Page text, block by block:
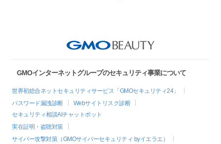
GMOインターネットグループのセキュリティ事業について
世界初総合ネットセキュリティサービス「GMOセキュリティ24」
パスワード漏洩診断
Webサイトリスク診断
セキュリティ相談AIチャットボット
実在証明・盗聴対策
サイバー攻撃対策（GMOサイバーセキュリティ byイエラエ）